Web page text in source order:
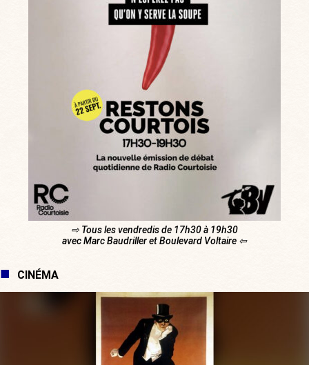
⇨ Tous les vendredis de 17h30 à 19h30
avec Marc Baudriller et Boulevard Voltaire ⇦
CINÉMA